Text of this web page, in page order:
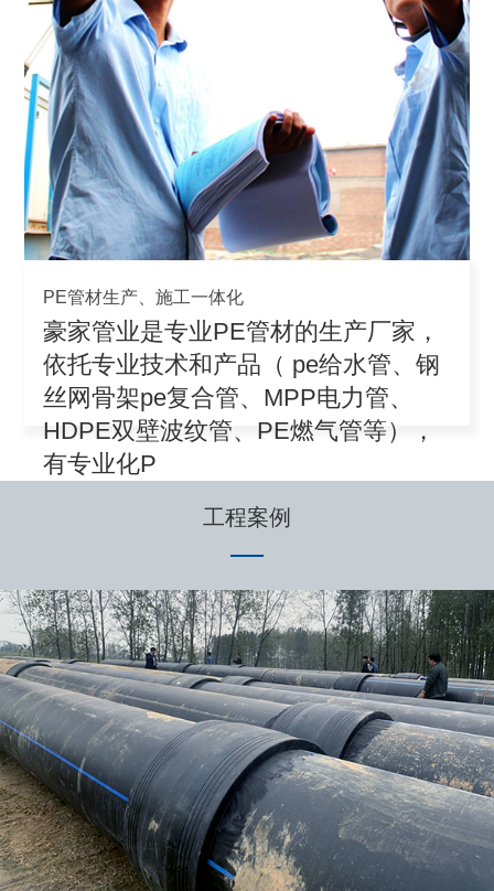
PE管材生产、施工一体化
豪家管业是专业PE管材的生产厂家，
依托专业技术和产品（ pe给水管、钢
丝网骨架pe复合管、MPP电力管、
HDPE双壁波纹管、PE燃气管等），
有专业化P
工程案例